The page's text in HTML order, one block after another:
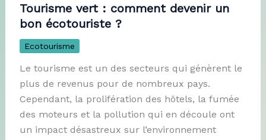
Tourisme vert : comment devenir un
bon écotouriste ?
Ecotourisme
Le tourisme est un des secteurs qui génèrent le
plus de revenus pour de nombreux pays.
Cependant, la prolifération des hôtels, la fumée
des moteurs et la pollution qui en découle ont
un impact désastreux sur l’environnement